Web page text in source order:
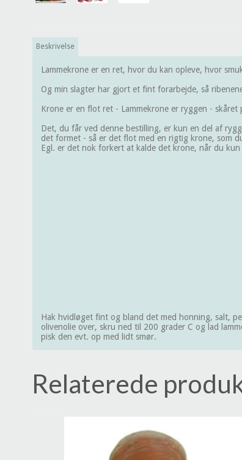
Beskrivelse
Lammekrone er en ret, hvor du kan opleve, hvor
Og min slagter har gjort et fint forarbejde, så
Krone er en flot ret - Lammekrone er ryggen -
Det, du får ved denne bestilling, er kun en del af
det formet - så er det flot med en rigtig krone, som
Egl. er det nok forkert at kalde det krone, når du
Hak hvidløget fint og bland det med honning, salt,
olivenolie over, skru ned til 200 grader C og lad
pisk den evt. op med lidt smør.
Relaterede